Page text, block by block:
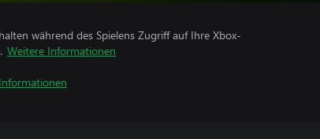
während des Spielens Zugriff auf Ihre Xbox-
Weitere Informationen